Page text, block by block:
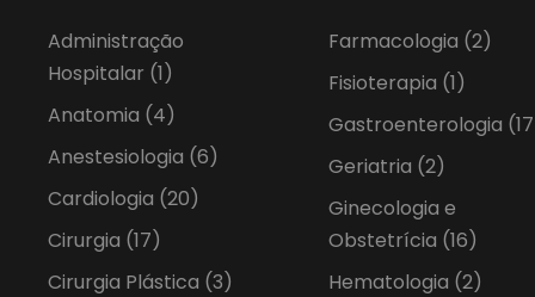
Administração
Hospitalar (1)
Anatomia (4)
Anestesiologia (6)
Cardiologia (20)
Cirurgia (17)
Cirurgia Plástica (3)
Farmacologia (2)
Fisioterapia (1)
Gastroenterologia
Geriatria (2)
Ginecologia e
Obstetrícia (16)
Hematologia (2)